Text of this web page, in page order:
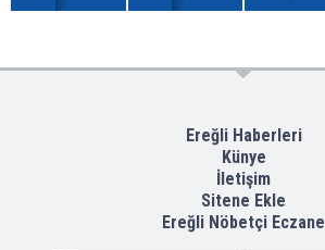
Ereğli Haberleri
Künye
İletişim
Sitene Ekle
Ereğli Nöbetçi Eczane